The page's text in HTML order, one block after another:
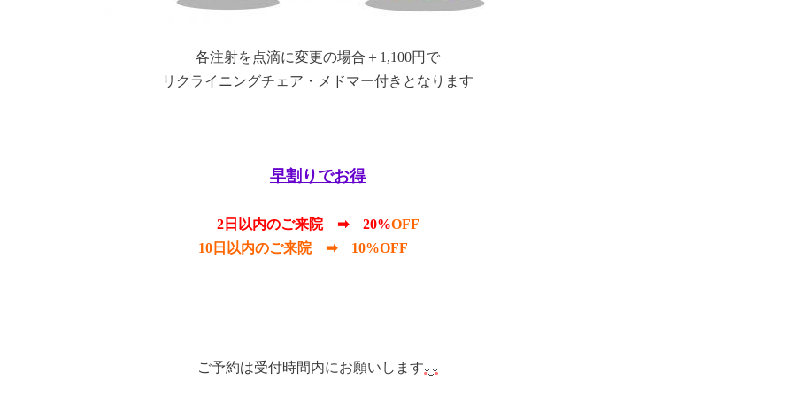
各注射を点滴に変更の場合＋1,100円で
リクライニングチェア・メドマー付きとなります
早割りでお得
2日以内のご来院 ➡ 20%OFF
内のご来院 ➡ 10%OFF
ご予約は受付時間内にお願いします